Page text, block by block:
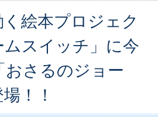
絵本プロジェク
ムスイッチ」に今
おさるのジョー
！！